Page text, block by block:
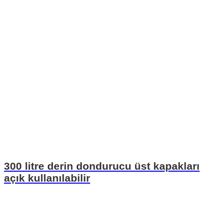
300 litre derin dondurucu üst kapakları
açık kullanılabilir